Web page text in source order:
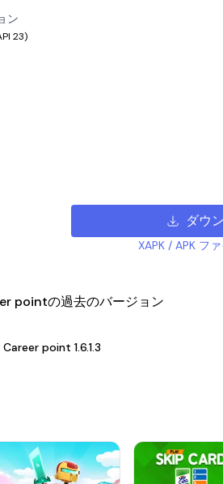
ン
23)
ダウ
XAPK / APK フ
pointの過去のバージョン
Career point 1.6.1.3